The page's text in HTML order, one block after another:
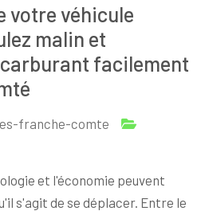
votre véhicule
malin et
facilement
franche-comte
et l'économie peuvent
s'agit de se déplacer. Entre le